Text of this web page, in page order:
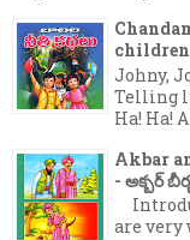
Johny,
Telling
Ha! Ha!
Akbar
- అక్బర్
are very